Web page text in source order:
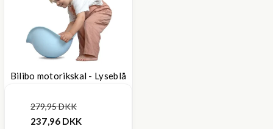
Bilibo motorikskal - Lyseblå
279,95 DKK
237,96 DKK